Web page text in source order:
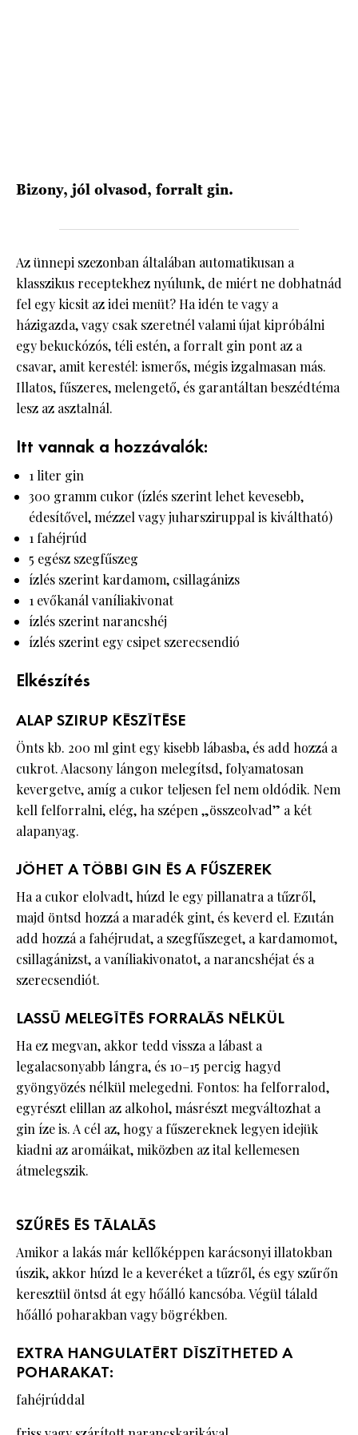
Bizony, jól olvasod, forralt gin.
Az ünnepi szezonban általában automatikusan a
klasszikus receptekhez nyúlunk, de miért ne dobhatnád
fel egy kicsit az idei menüt? Ha idén te vagy a
házigazda, vagy csak szeretnél valami újat kipróbálni
egy bekuckózós, téli estén, a forralt gin pont az a
csavar, amit kerestél: ismerős, mégis izgalmasan más.
Illatos, fűszeres, melengető, és garantáltan beszédtéma
lesz az asztalnál.
Itt vannak a hozzávalók:
1 liter gin
300 gramm cukor (ízlés szerint lehet kevesebb,
édesítővel, mézzel vagy juharsziruppal is kiváltható)
1 fahéjrúd
5 egész szegfűszeg
ízlés szerint kardamom, csillagánizs
1 evőkanál vaníliakivonat
ízlés szerint narancshéj
ízlés szerint egy csipet szerecsendió
Elkészítés
ALAP SZIRUP KÉSZÍTÉSE
Önts kb. 200 ml gint egy kisebb lábasba, és add hozzá a
cukrot. Alacsony lángon melegítsd, folyamatosan
kevergetve, amíg a cukor teljesen fel nem oldódik. Nem
kell felforralni, elég, ha szépen „összeolvad” a két
alapanyag.
JÖHET A TÖBBI GIN ÉS A FŰSZEREK
Ha a cukor elolvadt, húzd le egy pillanatra a tűzről,
majd öntsd hozzá a maradék gint, és keverd el. Ezután
add hozzá a fahéjrudat, a szegfűszeget, a kardamomot,
csillagánizst, a vaníliakivonatot, a narancshéjat és a
szerecsendiót.
LASSÚ MELEGÍTÉS FORRALÁS NÉLKÜL
Ha ez megvan, akkor tedd vissza a lábast a
legalacsonyabb lángra, és 10–15 percig hagyd
gyöngyözés nélkül melegedni. Fontos: ha felforralod,
egyrészt elillan az alkohol, másrészt megváltozhat a
gin íze is. A cél az, hogy a fűszereknek legyen idejük
kiadni az aromáikat, miközben az ital kellemesen
átmelegszik.
SZŰRÉS ÉS TÁLALÁS
Amikor a lakás már kellőképpen karácsonyi illatokban
úszik, akkor húzd le a keveréket a tűzről, és egy szűrőn
keresztül öntsd át egy hőálló kancsóba. Végül tálald
hőálló poharakban vagy bögrékben.
EXTRA HANGULATÉRT DÍSZÍTHETED A
POHARAKAT:
fahéjrúddal